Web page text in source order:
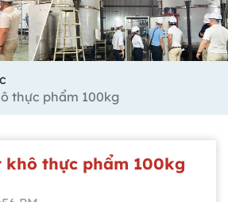
thực phẩm 100kg
khô thực phẩm 100kg